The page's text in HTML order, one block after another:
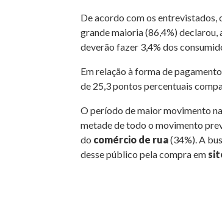
De acordo com os entrevistados,
grande maioria (86,4%) declarou,
deverão fazer 3,4% dos
Em relação à forma de
de 25,3 pontos percentuais
O período de maior movimento
metade de todo o movimento
do comércio de rua(34%). A
desse público pela compra em